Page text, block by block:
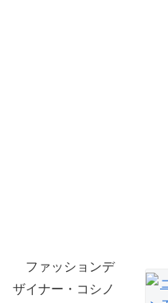
ファッションデ
ザイナー・コシノ